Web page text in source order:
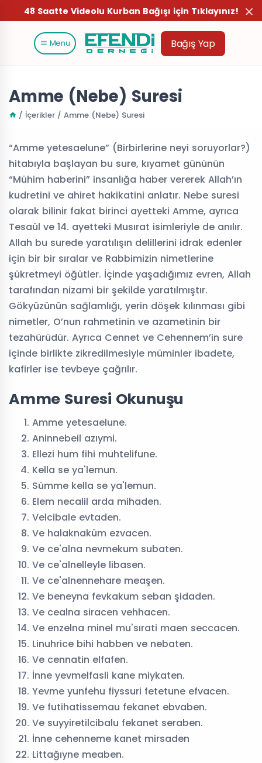
48 Saatte Videolu Kurban Bağışı için Tıklayınız!
Menu Bağış Yap
Hafız
Külliye Projesi
Amme (Nebe) Suresi
/ İçerikler / Amme (Nebe) Suresi
“Amme yetesaelune” (Birbirlerine neyi soruyorlar?)
hitabıyla başlayan bu sure, kıyamet gününün
“Mühim haberini” insanlığa haber vererek Allah’ın
kudretini ve ahiret hakikatini anlatır. Nebe suresi
olarak bilinir fakat birinci ayetteki Amme, ayrıca
Tesaül ve 14. ayetteki Musırat isimleriyle de anılır.
Allah bu surede yaratılışın delillerini idrak edenler
için bir bir sıralar ve Rabbimizin nimetlerine
şükretmeyi öğütler. İçinde yaşadığımız evren, Allah
tarafından nizami bir şekilde yaratılmıştır.
Gökyüzünün sağlamlığı, yerin döşek kılınması gibi
nimetler, O’nun rahmetinin ve azametinin bir
tezahürüdür. Ayrıca Cennet ve Cehennem’in sure
içinde birlikte zikredilmesiyle müminler ibadete,
kafirler ise tevbeye çağrılır.
Amme Suresi Okunuşu
Amme yetesaelune.
Aninnebeil azıymi.
Ellezi hum fihi muhtelifune.
Kella se ya'lemun.
Sümme kella se ya'lemun.
Elem necalil arda mihaden.
Velcibale evtaden.
Ve halaknaküm ezvacen.
Ve ce'alna nevmekum subaten.
Ve ce'alnelleyle libasen.
Ve ce'alnennehare meaşen.
Ve beneyna fevkakum seban şidaden.
Ve cealna siracen vehhacen.
Ve enzelna minel mu'sırati maen seccacen.
Linuhrice bihi habben ve nebaten.
Ve cennatin elfafen.
İnne yevmelfasli kane miykaten.
Yevme yunfehu fiyssuri fetetune efvacen.
Ve futihatissemau fekanet ebvaben.
Ve suyyiretilcibalu fekanet seraben.
İnne cehenneme kanet mirsaden
Littağıyne meaben.